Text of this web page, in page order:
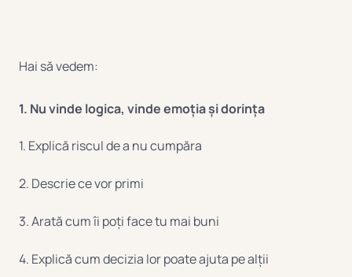
Hai să vedem:
1. Nu vinde logica, vinde emoția și dorința
1. Explică riscul de a nu cumpăra
2. Descrie ce vor primi
3. Arată cum îi poți face tu mai buni
4. Explică cum decizia lor poate ajuta pe alții